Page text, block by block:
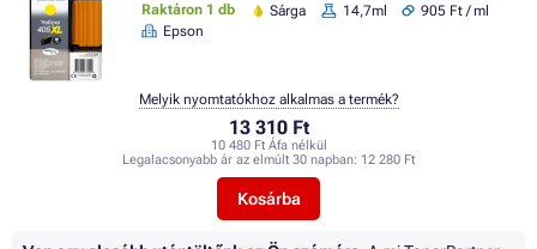
Raktáron 1 db Sárga 14,7ml
905 Ft / ml
Epson
13 310 Ft
10 480 Ft Áfa nélkül
Legalacsonyabb ár az elmúlt 30 napban: 12 280 Ft
Kosárba
Melyik nyomtatókhoz alkalmas a termék?